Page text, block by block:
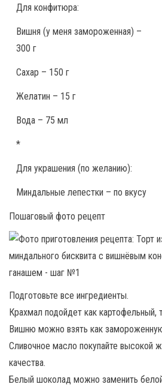
Для конфитюра:
Вишня (у меня замороженная) –
300 г
Сахар – 150 г
Желатин – 15 г
Вода – 75 мл
*
Для украшения (по желанию):
Миндальные лепестки – по вкусу
Пошаговый фото рецепт
Подготовьте все ингредиенты.
Крахмал подойдет как картофельный,
Вишню можно взять как
Сливочное масло покупайте высокой
качества.
Белый шоколад можно заменить